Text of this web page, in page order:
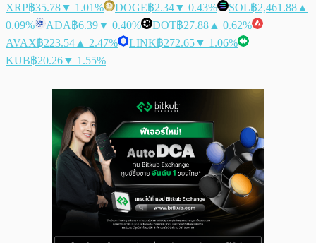
XRP฿35.78▼ 1.01% DOGE฿2.34▼ 0.43% SOL฿2,461.88 ▲
0.09%
ADA฿6.39▼ 0.40% DOT฿27.88 ▲ 0.62%
AVAX฿223.54 ▲ 2.47% LINK฿272.65▼ 1.06%
KUB฿20.26▼ 1.55%